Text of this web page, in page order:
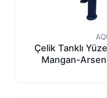
Çelik Tanklı
Mangan-